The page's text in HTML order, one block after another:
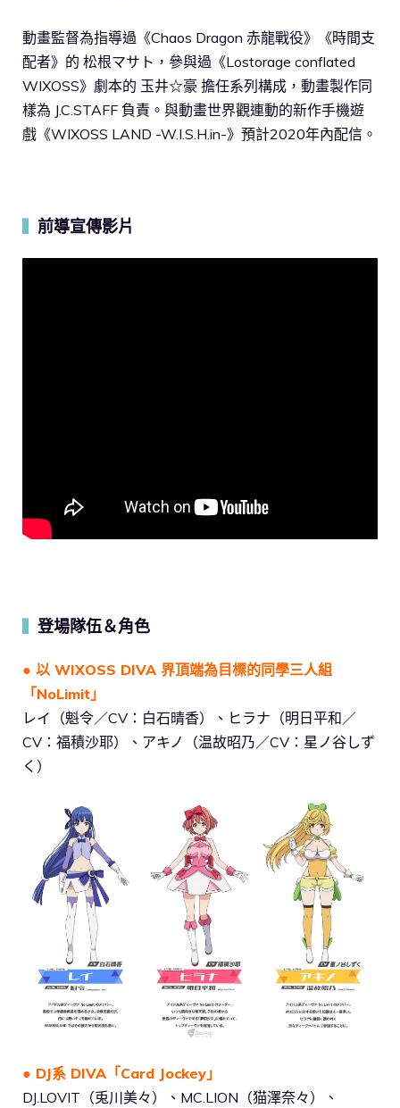
動畫監督為指導過《Chaos Dragon 赤龍戰役》《時間支
配者》的 松根マサト，參與過《Lostorage conflated
WIXOSS》劇本的 玉井☆豪 擔任系列構成，動畫製作同
樣為 J.C.STAFF 負責。與動畫世界觀連動的新作手機遊
戲《WIXOSS LAND -W.I.S.H.in-》預計2020年內配信。
前導宣傳影片
登場隊伍＆角色
● 以 WIXOSS DIVA 界頂端為目標的同學三人組
「NoLimit」
レイ（魁令／CV：白石晴香）、ヒラナ（明日平和／
CV：福積沙耶）、アキノ（温故昭乃／CV：星ノ谷しず
く）
● DJ系 DIVA「Card Jockey」
DJ.LOVIT（兎川美々）、MC.LION（猫澤奈々）、